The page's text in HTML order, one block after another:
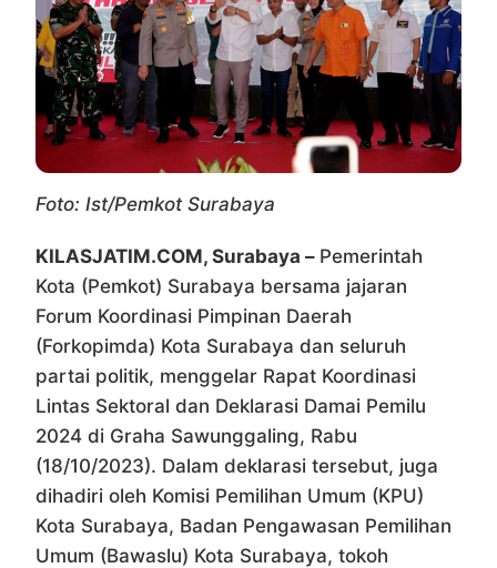
Foto: Ist/Pemkot Surabaya
KILASJATIM.COM, Surabaya – Pemerintah
Kota (Pemkot) Surabaya bersama jajaran
Forum Koordinasi Pimpinan Daerah
(Forkopimda) Kota Surabaya dan seluruh
partai politik, menggelar Rapat Koordinasi
Lintas Sektoral dan Deklarasi Damai Pemilu
2024 di Graha Sawunggaling, Rabu
(18/10/2023). Dalam deklarasi tersebut, juga
dihadiri oleh Komisi Pemilihan Umum (KPU)
Kota Surabaya, Badan Pengawasan Pemilihan
Umum (Bawaslu) Kota Surabaya, tokoh